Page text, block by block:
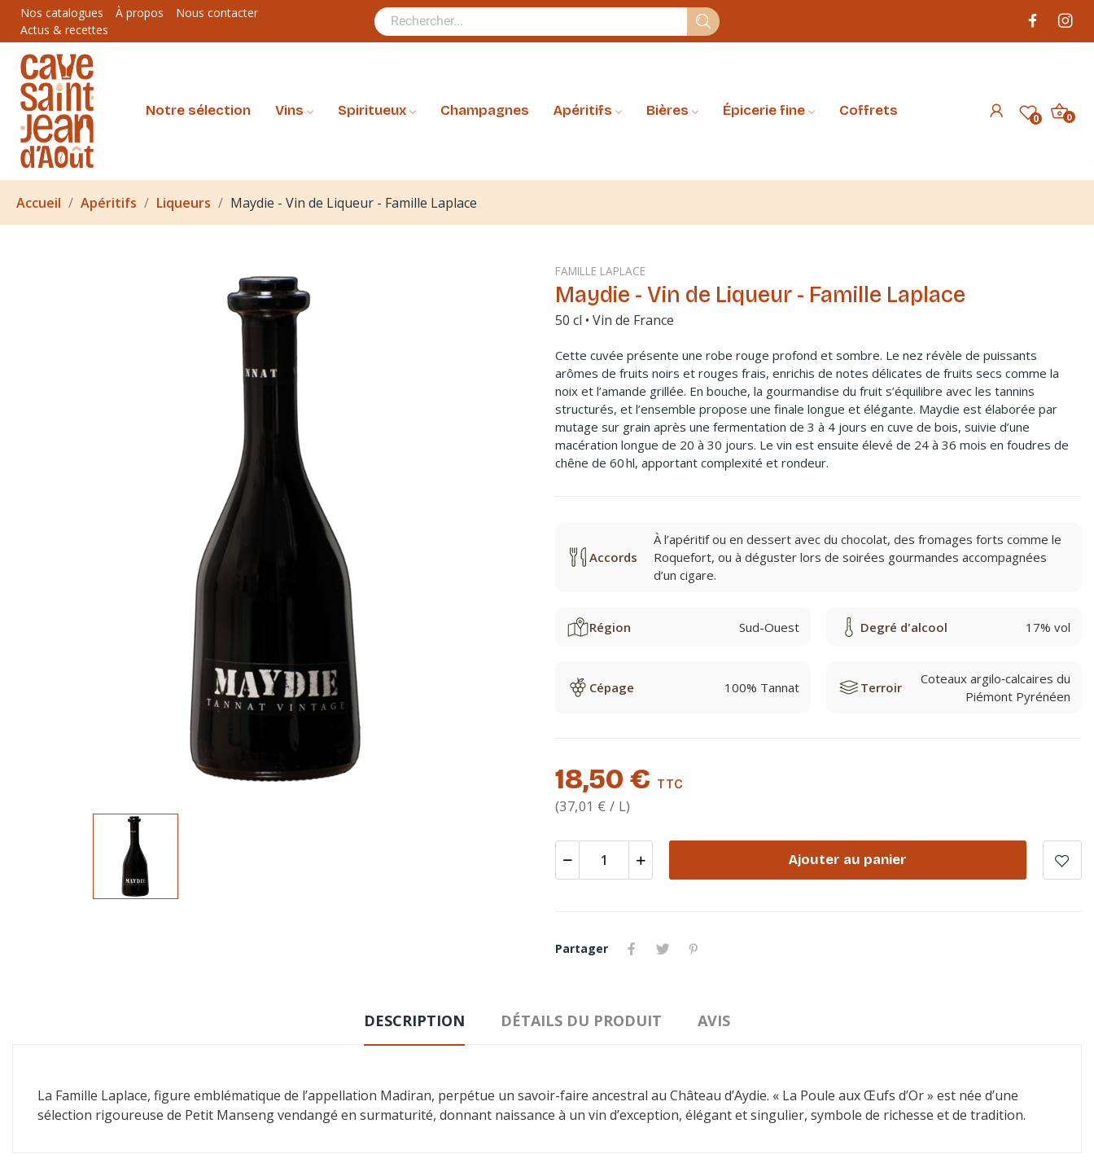
Nos catalogues À propos
Nous contacter
Actus & recettes
Notre sélection Vins Spiritueux Champagnes Apéritifs Bières Épicerie fine Coffrets 0 0
Accueil Apéritifs Liqueurs Maydie - Vin de Liqueur - Famille Laplace
FAMILLE LAPLACE
Maydie - Vin de Liqueur - Famille Laplace
50 cl • Vin de France
Cette cuvée présente une robe rouge profond et sombre. Le nez révèle de puissants
arômes de fruits noirs et rouges frais, enrichis de notes délicates de fruits secs comme la
noix et l’amande grillée. En bouche, la gourmandise du fruit s’équilibre avec les tannins
structurés, et l’ensemble propose une finale longue et élégante. Maydie est élaborée par
mutage sur grain après une fermentation de 3 à 4 jours en cuve de bois, suivie d’une
macération longue de 20 à 30 jours. Le vin est ensuite élevé de 24 à 36 mois en foudres de
chêne de 60 hl, apportant complexité et rondeur.
Accords
À l’apéritif ou en dessert avec du chocolat, des fromages forts comme le
Roquefort, ou à déguster lors de soirées gourmandes accompagnées
d’un cigare.
Région Sud-Ouest Degré d'alcool 17% vol
Cépage 100% Tannat Terroir
Coteaux argilo‑calcaires du
Piémont Pyrénéen
18,50 € TTC
(37,01 € / L)
Ajouter au panier
Partager
DESCRIPTION DÉTAILS DU PRODUIT AVIS
La Famille Laplace, figure emblématique de l’appellation Madiran, perpétue un savoir-faire ancestral au Château d’Aydie. « La Poule aux Œufs d’Or » est née d’une
sélection rigoureuse de Petit Manseng vendangé en surmaturité, donnant naissance à un vin d’exception, élégant et singulier, symbole de richesse et de tradition.